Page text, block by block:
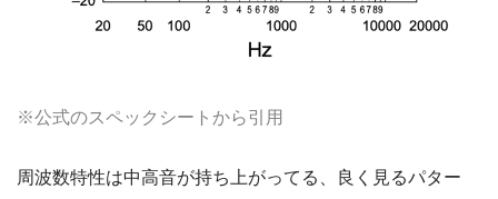
※公式のスペックシートから引用
周波数特性は中高音が持ち上がってる、良く見るパター